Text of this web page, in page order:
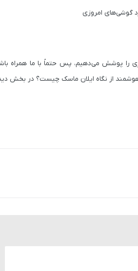
گوشی‌های امروزی
را پوشش می‌دهیم، پس حتماً با ما همراه
از نگاه ایلان ماسک چیست؟ در بخش